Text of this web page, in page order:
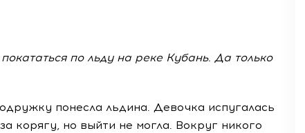
по льду на реке Кубань. Да только
понесла льдина. Девочка испугалась
корягу, но выйти не могла. Вокруг никого